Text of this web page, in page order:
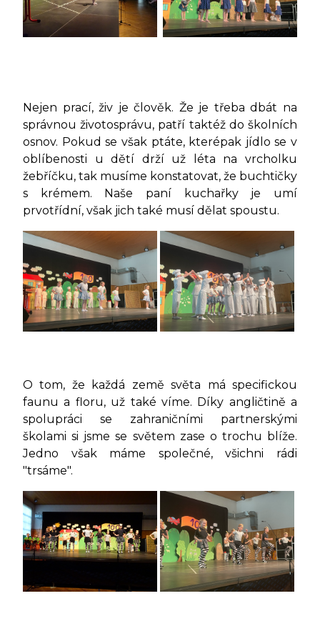
Nejen prací, živ je člověk. Že je třeba dbát na
správnou životosprávu, patří taktéž do školních
osnov. Pokud se však ptáte, kterépak jídlo se v
oblíbenosti u dětí drží už léta na vrcholku
žebříčku, tak musíme konstatovat, že buchtičky
s krémem. Naše paní kuchařky je umí
prvotřídní, však jich také musí dělat spoustu.
O tom, že každá země světa má specifickou
faunu a floru, už také víme. Díky angličtině a
spolupráci se zahraničními partnerskými
školami si jsme se světem zase o trochu blíže.
Jedno však máme společné, všichni rádi
"trsáme".